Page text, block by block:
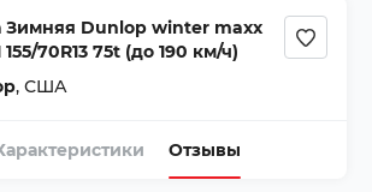
Dunlop winter maxx
70R13 75t (до 190 км/ч)
, США
Отзывы